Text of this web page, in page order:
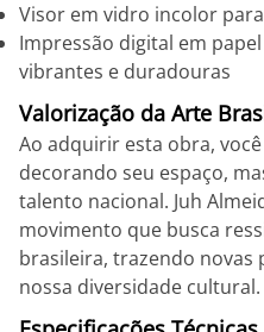
Visor em vidro incolor
Impressão digital em
vibrantes e duradouras
Valorização da Arte
Ao adquirir esta obra,
decorando seu espaço,
talento nacional. Juh
movimento que busca
brasileira, trazendo novas
nossa diversidade cultural.